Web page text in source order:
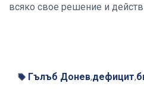
всяко свое решение и
Гълъб Донев,дефицит,